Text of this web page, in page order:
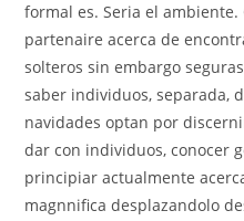
formal es. Seri­a el
partenaire acerca de
solteros sin embargo
saber individuos, separada,
navidades optan por
dar con individuos, conocer
principiar actualmente
magnnifica desplazandolo